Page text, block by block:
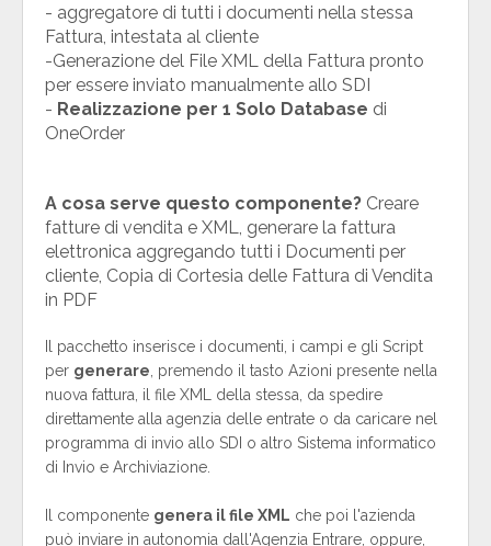
- aggregatore di tutti i documenti nella stessa
Fattura, intestata al cliente
-Generazione del File XML della Fattura pronto
per essere inviato manualmente allo SDI
- Realizzazione per 1 Solo Database di
OneOrder
A cosa serve questo componente? Creare
fatture di vendita e XML, generare la fattura
elettronica aggregando tutti i Documenti per
cliente, Copia di Cortesia delle Fattura di Vendita
in PDF
Il pacchetto inserisce i documenti, i campi e gli Script
per generare , premendo il tasto Azioni presente nella
nuova fattura, il file XML della stessa, da spedire
direttamente alla agenzia delle entrate o da caricare nel
programma di invio allo SDI o altro Sistema informatico
di Invio e Archiviazione.
Il componente genera il file XML che poi l'azienda
può inviare in autonomia dall'Agenzia Entrare, oppure,